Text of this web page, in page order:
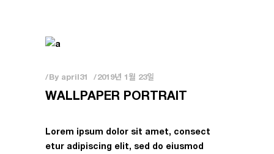
By april31 2019년 1월 23일
WALLPAPER PORTRAIT
Lorem ipsum dolor sit amet, consect
etur adipiscing elit, sed do eiusmod